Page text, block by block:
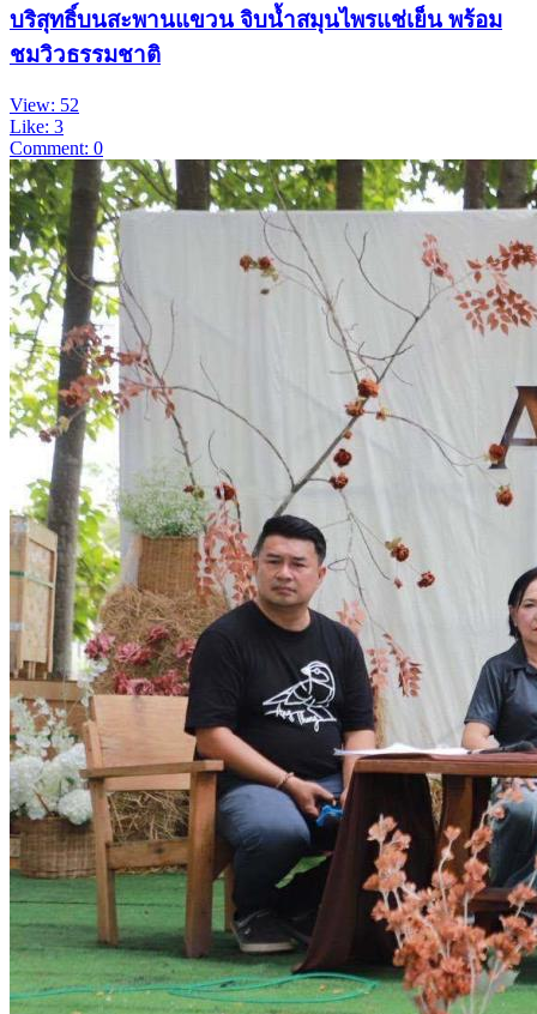
บริสุทธิ์บนสะพานแขวน จิบน้ำสมุนไพรแช่เย็น พร้อม
ชมวิวธรรมชาติ
View: 52
Like: 3
Comment: 0